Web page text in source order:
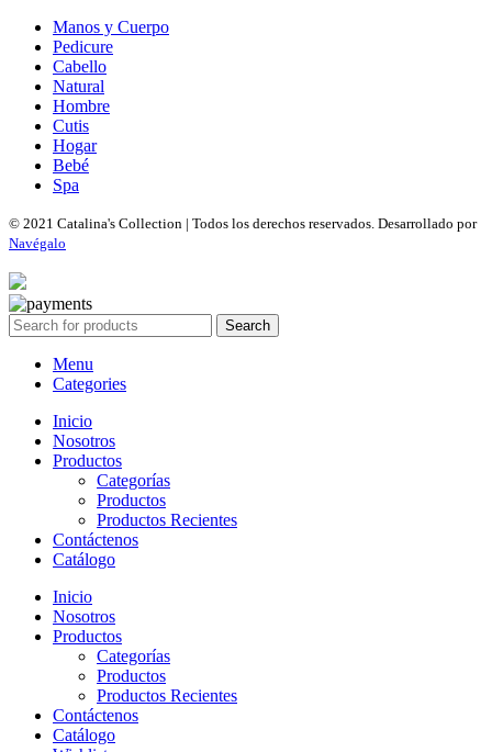
Manos y Cuerpo
Pedicure
Cabello
Natural
Hombre
Cutis
Hogar
Bebé
Spa
© 2021 Catalina's Collection | Todos los derechos reservados. Desarrollado por
Navégalo
Search
Menu
Categories
Inicio
Nosotros
Productos
Categorías
Productos
Productos Recientes
Contáctenos
Catálogo
Inicio
Nosotros
Productos
Categorías
Productos
Productos Recientes
Contáctenos
Catálogo